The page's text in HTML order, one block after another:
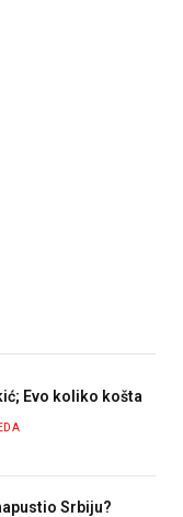
Evo koliko košta
Srbiju?